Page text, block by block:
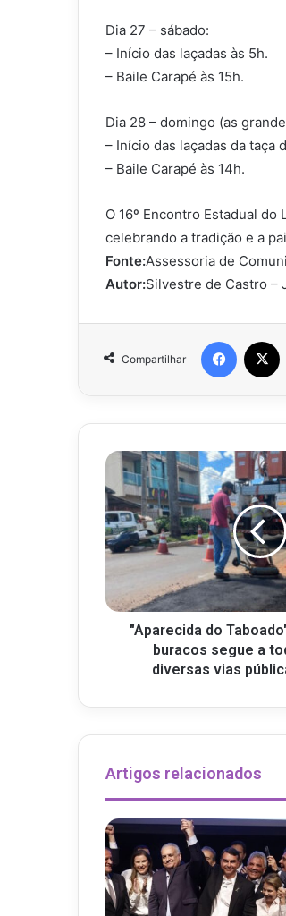
Dia 27 – sábado:
– Início das laçadas às 5h.
– Baile Carapé às 15h.
Dia 28 – domingo (as
– Início das laçadas da taça
– Baile Carapé às 14h.
O 16º Encontro Estadual
celebrando a tradição e a
Fonte:Assessoria de
Autor:Silvestre de Castro –
Compartilhar
Facebook
"Aparecida do
buracos segue a
diversas vias
Artigos relacionados